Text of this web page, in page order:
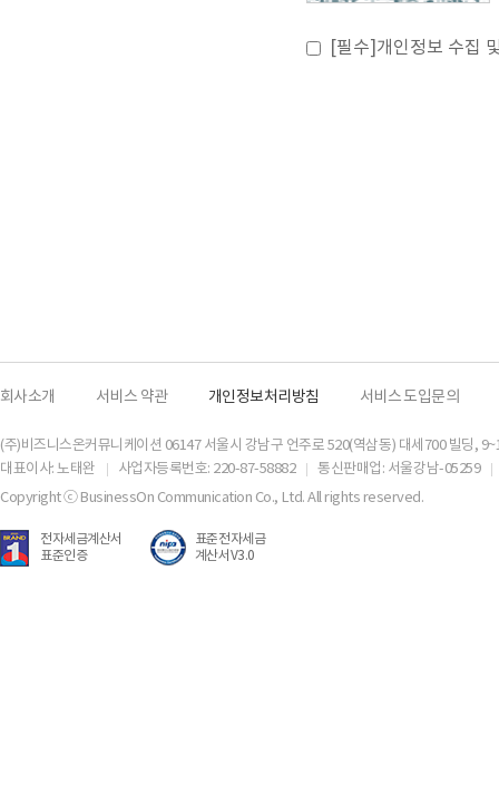
[필수]개인정보 수집
회사소개 서비스 약관 개인정보처리방침 서비스 도입문의
(주)비즈니스온커뮤니케이션 06147 서울시 강남구 언주로 520(역삼동) 대세700 빌딩,
대표이사: 노태완
사업자등록번호: 220-87-58882
통신판매업: 서울강남-05259
Copyright ⓒ BusinessOn Communication Co., Ltd. All rights reserved.
전자세금계산서
표준인증
표준전자세금
계산서V3.0